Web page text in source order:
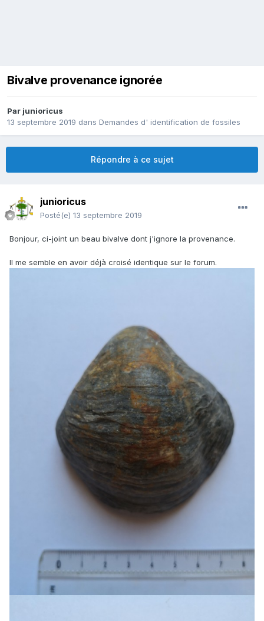
Bivalve provenance ignorée
Par junioricus
13 septembre 2019 dans Demandes d' identification de fossiles
Répondre à ce sujet
junioricus
Posté(e) 13 septembre 2019
Bonjour, ci-joint un beau bivalve dont j'ignore la provenance.
Il me semble en avoir déjà croisé identique sur le forum.